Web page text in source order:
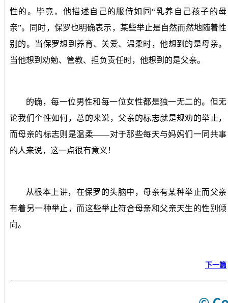
性的。毕竟，他描述自己的服侍如同“乳养自己孩子的母
亲”。同时，保罗也明确表示，某些举止是自然而然地随着性
别的。当保罗想到养育、关爱、温柔时，他想到的是母亲。
当他想到劝勉、管教、担负责任时，他想到的是父亲。
的确，每一位男性和每一位女性都是独一无二的。但无
论我们个性如何，总的来说，父亲的标志就是规劝的举止，
而母亲的标志则是温柔——对于那些每天与妈妈们一同共事
的人来说，这一点很有意义！
从根本上讲，在保罗的头脑中，母亲有某种举止而父亲
有着另一种举止，而这些举止符合母亲和父亲天生的性别倾
向。
下一篇